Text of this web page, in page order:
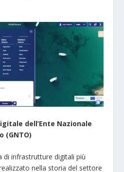
dell’Ente Nazionale
(GNTO)
di infrastrutture digitali più
nella storia del settore